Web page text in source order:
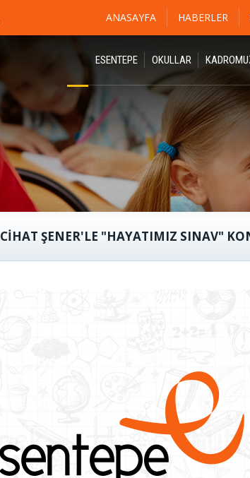
ANASAYFA HABERLER
ESENTEPE OKULLAR
CIHAT ŞENER'LE "HAYATIMIZ SINAV"